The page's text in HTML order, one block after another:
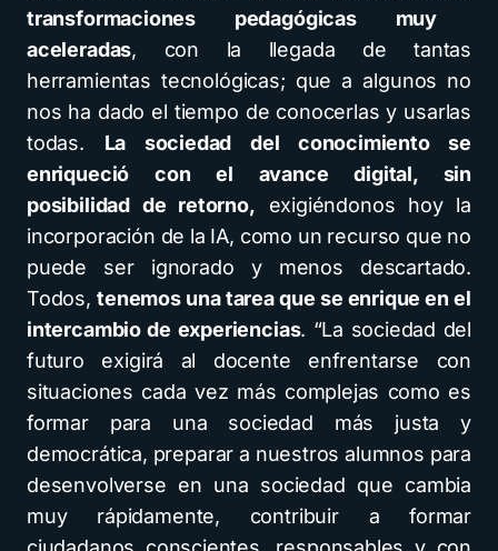
transformaciones pedagógicas muy
aceleradas, con la llegada de tantas
herramientas tecnológicas; que a algunos no
nos ha dado el tiempo de conocerlas y usarlas
todas. La sociedad del conocimiento se
enriqueció con el avance digital, sin
posibilidad de retorno, exigiéndonos hoy la
incorporación de la IA, como un recurso que no
puede ser ignorado y menos descartado.
Todos,tenemos una tarea que se enrique en el
intercambio de experiencias. “La sociedad del
futuro exigirá al docente enfrentarse con
situaciones cada vez más complejas como es
formar para una sociedad más justa y
democrática, preparar a nuestros alumnos para
desenvolverse en una sociedad que cambia
muy rápidamente, contribuir a formar